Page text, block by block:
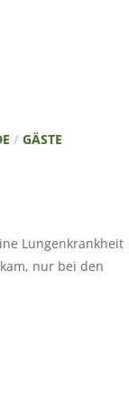
/GÄSTE
Lungenkrankheit
nur bei den